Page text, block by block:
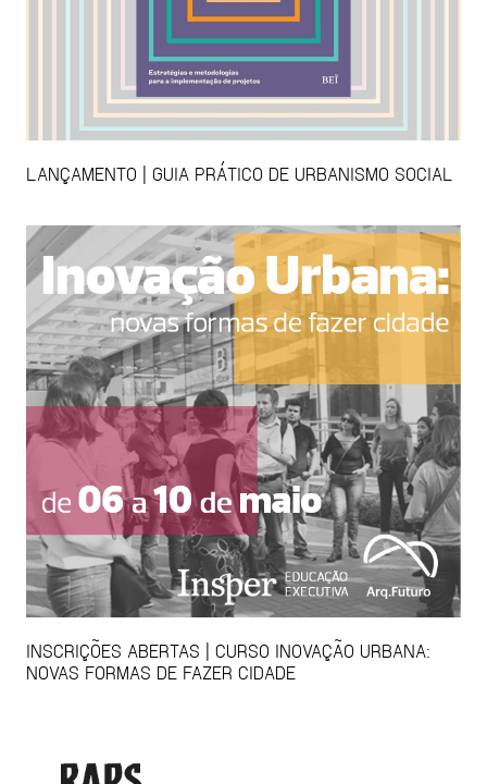
LANÇAMENTO | GUIA PRÁTICO DE URBANISMO SOCIAL
INSCRIÇÕES ABERTAS | CURSO INOVAÇÃO URBANA:
NOVAS FORMAS DE FAZER CIDADE